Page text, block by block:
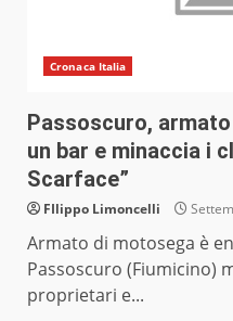
Cronaca Italia
Passoscuro,
un bar e minaccia i
Scarface”
FIlippo Limoncelli
Armato di motosega è
Passoscuro (Fiumicino)
proprietari e...